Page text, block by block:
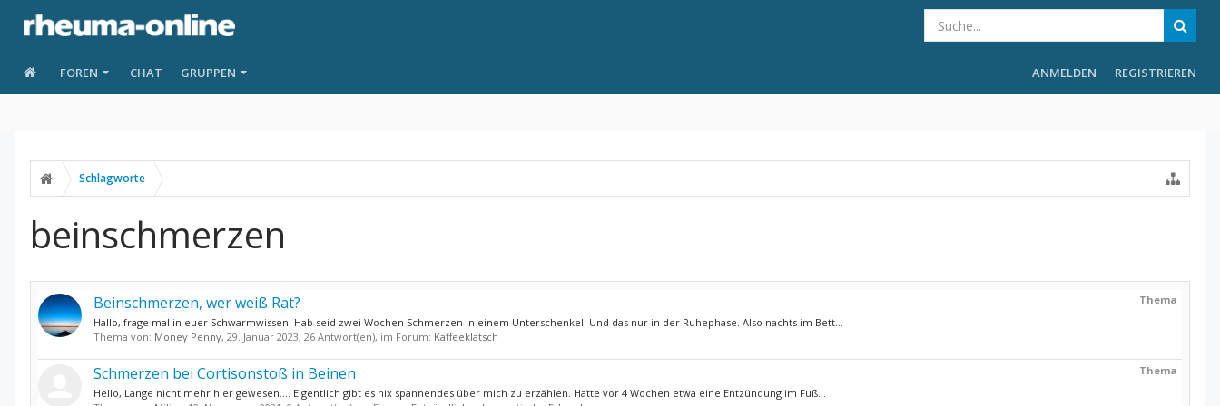
FOREN CHAT GRUPPEN ANMELDEN REGISTRIEREN
Schlagworte
beinschmerzen
Thema
Beinschmerzen, wer weiß Rat?
Hallo, frage mal in euer Schwarmwissen. Hab seid zwei Wochen Schmerzen in einem Unterschenkel. Und das nur in der Ruhephase. Also nachts im Bett...
Thema von: Money Penny, 29. Januar 2023, 26 Antwort(en), im Forum: Kaffeeklatsch
Thema
Schmerzen bei Cortisonstoß in Beinen
Hello, Lange nicht mehr hier gewesen.... Eigentlich gibt es nix spannendes über mich zu erzählen. Hatte vor 4 Wochen etwa eine Entzündung im Fuß...